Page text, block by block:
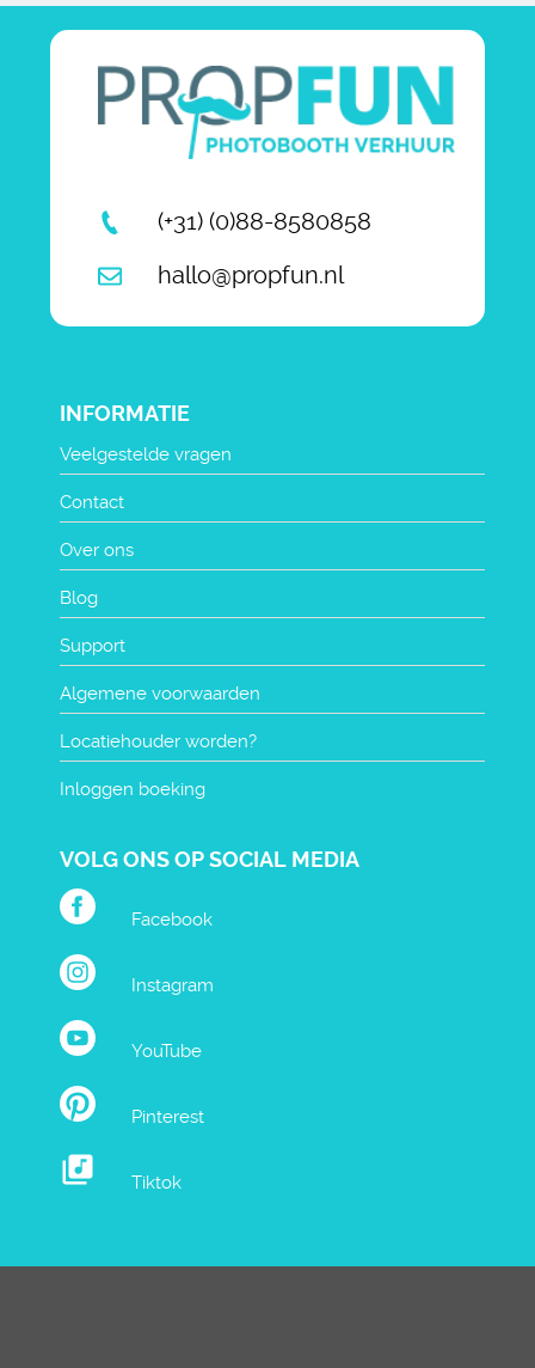
(+31) (0)88-8580858
hallo@propfun.nl
INFORMATIE
Veelgestelde vragen
Contact
Over ons
Blog
Support
Algemene voorwaarden
Locatiehouder worden?
Inloggen boeking
VOLG ONS OP SOCIAL MEDIA
Facebook
Instagram
YouTube
Pinterest
Tiktok